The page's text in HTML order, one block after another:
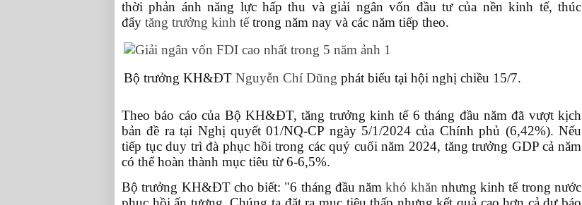
thời phản ánh năng lực hấp thu và giải ngân vốn đầu tư của nền kinh tế, thúc
đẩy tăng trưởng kinh tếtrong năm nay và các năm tiếp theo.
Bộ trưởng KH&ĐT Nguyễn Chí Dũng phát biểu tại hội nghị chiều 15/7.
Theo báo cáo của Bộ KH&ĐT, tăng trưởng kinh tế 6 tháng đầu năm đã vượt kịch
bản đề ra tại Nghị quyết 01/NQ-CP ngày 5/1/2024 của Chính phủ (6,42%). Nếu
tiếp tục duy trì đà phục hồi trong các quý cuối năm 2024, tăng trưởng GDP cả năm
có thể hoàn thành mục tiêu từ 6-6,5%.
Bộ trưởng KH&ĐT cho biết: "6 tháng đầu nămkhó khăn nhưng kinh tế trong nước